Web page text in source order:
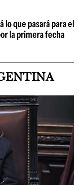
lo que pasará para el
la primera fecha